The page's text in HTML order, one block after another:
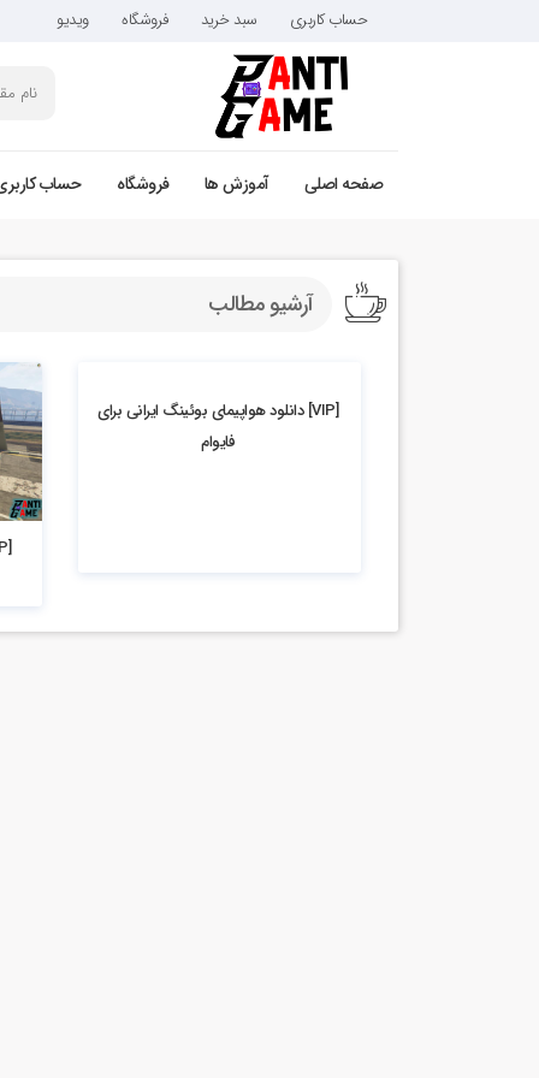
حساب کاربری سبد خرید فروشگاه ویدیو
صفحه اصلی آموزش ها فروشگاه حساب
آرشیو مطالب
2.94k بازدید
[VIP] دانلود هواپیمای بوئینگ ایرانی برای
فایوام
2.92k بازدید